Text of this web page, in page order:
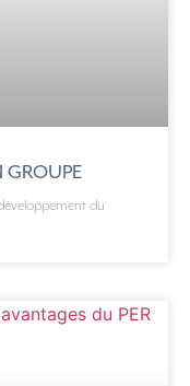
GROUPE
du